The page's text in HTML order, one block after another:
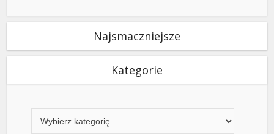
Najsmaczniejsze
Kategorie